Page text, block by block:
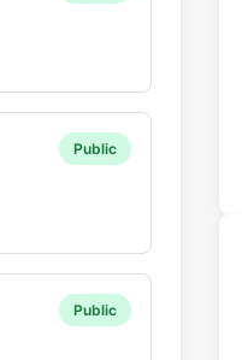
Public
Public